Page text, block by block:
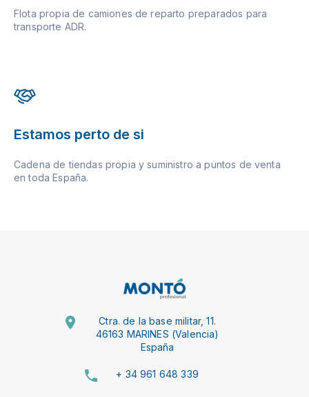
Flota propia de camiones de reparto preparados para
transporte ADR.
Estamos perto de si
Cadena de tiendas propia y suministro a puntos de venta
en toda España.
Ctra. de la base militar, 11.
46163 MARINES (Valencia)
España
+ 34 961 648 339